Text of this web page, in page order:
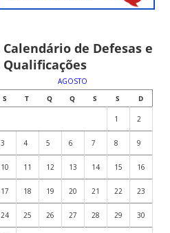
Calendário de Defesas e
Qualificações
AGOSTO
S
T Q Q S S D
1 2
3 4 5 6 7 8 9
10 11 12 13 14 15 16
17 18 19 20 21 22 23
24 25 26 27 28 29 30